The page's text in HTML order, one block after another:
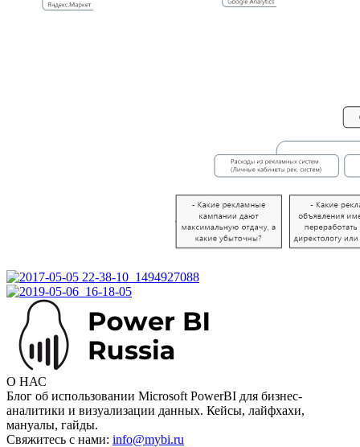
О НАС
Блог об использовании Microsoft PowerBI для бизнес-
аналитики и визуализации данных. Кейсы, лайфхахи,
мануалы, гайды.
Свяжитесь с нами: info@mybi.ru